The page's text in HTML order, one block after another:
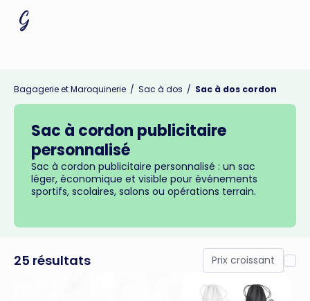
Bagagerie et Maroquinerie / Sac à dos / Sac à dos cordon
Sac à cordon publicitaire
personnalisé
Sac à cordon publicitaire personnalisé : un sac
léger, économique et visible pour événements
sportifs, scolaires, salons ou opérations terrain.
25 résultats Prix croissant